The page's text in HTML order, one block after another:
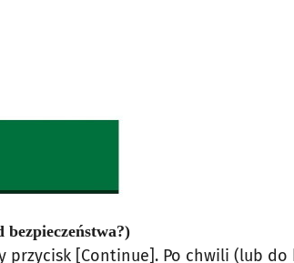
bezpieczeństwa?)
przycisk [Continue]. Po chwili (lub do